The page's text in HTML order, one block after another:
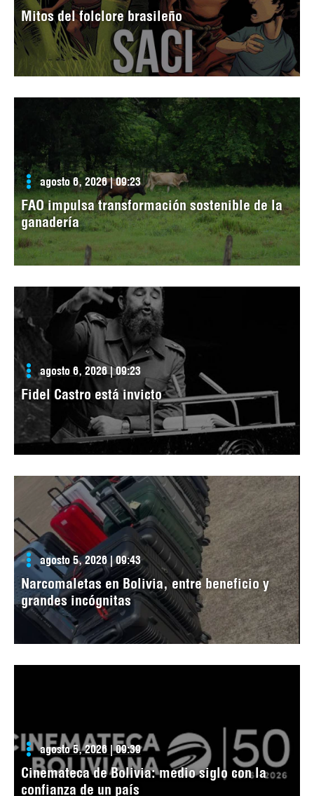
Mitos del folclore brasileño
agosto 6, 2026 | 09:23
FAO impulsa transformación sostenible de la
ganadería
agosto 6, 2026 | 09:23
Fidel Castro está invicto
agosto 5, 2026 | 09:43
Narcomaletas en Bolivia, entre beneficio y
grandes incógnitas
agosto 5, 2026 | 09:39
Cinemateca de Bolivia: medio siglo con la
confianza de un país